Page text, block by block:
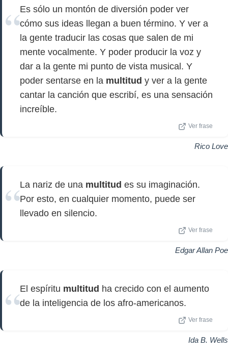
Es sólo un montón de diversión poder ver
cómo sus ideas llegan a buen término. Y ver a
la gente traducir las cosas que salen de mi
mente vocalmente. Y poder producir la voz y
dar a la gente mi punto de vista musical. Y
poder sentarse en la multitud y ver a la gente
cantar la canción que escribí, es una sensación
increíble.
Ver frase
Rico Love
La nariz de una multitud es su imaginación.
Por esto, en cualquier momento, puede ser
llevado en silencio.
Ver frase
Edgar Allan Poe
El espíritu multitud ha crecido con el aumento
de la inteligencia de los afro-americanos.
Ver frase
Ida B. Wells